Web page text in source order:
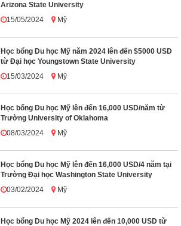
Arizona State University
15/05/2024
Mỹ
Học bổng Du học Mỹ năm 2024 lên đến $5000 USD
từ Đại học Youngstown State University
15/03/2024
Mỹ
Học bổng Du học Mỹ lên đến 16,000 USD/năm từ
Trường University of Oklahoma
08/03/2024
Mỹ
Học bổng Du học Mỹ lên đến 16,000 USD/4 năm tại
Trường Đại học Washington State University
03/02/2024
Mỹ
Học bổng Du học Mỹ 2024 lên đến 10,000 USD từ